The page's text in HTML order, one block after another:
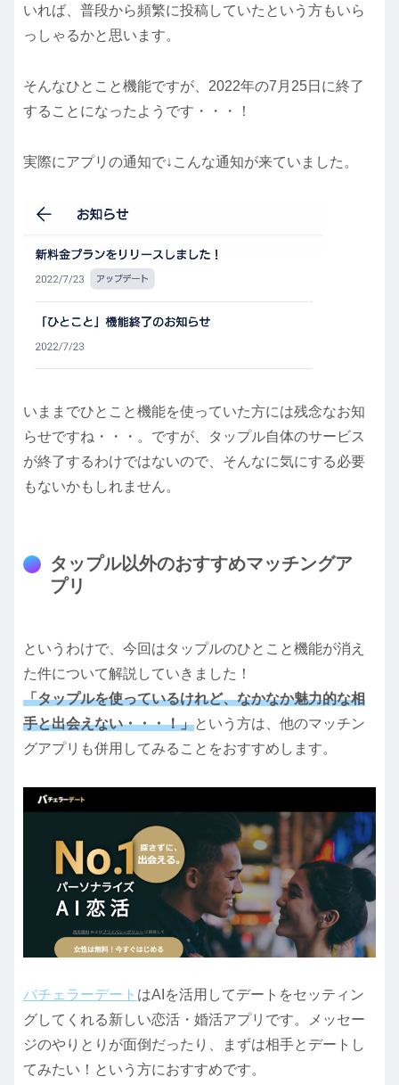
いれば、普段から頻繁に投稿していたという方もいら
っしゃるかと思います。
そんなひとこと機能ですが、2022年の7月25日に終了
することになったようです・・・！
実際にアプリの通知で↓こんな通知が来ていました。
いままでひとこと機能を使っていた方には残念なお知
らせですね・・・。ですが、タップル自体のサービス
が終了するわけではないので、そんなに気にする必要
もないかもしれません。
タップル以外のおすすめマッチングア
プリ
というわけで、今回はタップルのひとこと機能が消え
た件について解説していきました！
「タップルを使っているけれど、なかなか魅力的な相
手と出会えない・・・！」という方は、他のマッチン
グアプリも併用してみることをおすすめします。
バチェラーデート はAIを活用してデートをセッティン
グしてくれる新しい恋活・婚活アプリです。メッセー
ジのやりとりが面倒だったり、まずは相手とデートし
てみたい！という方におすすめです。